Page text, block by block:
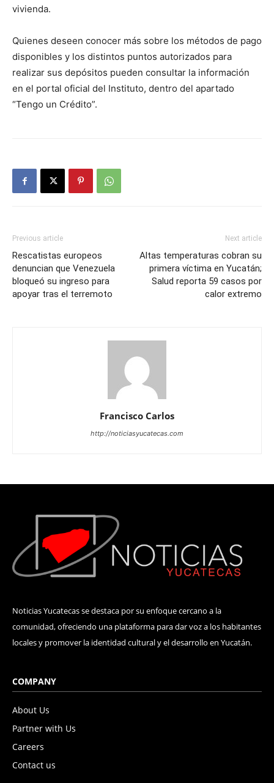
vivienda.
Quienes deseen conocer más sobre los métodos de pago
disponibles y los distintos puntos autorizados para
realizar sus depósitos pueden consultar la información
en el portal oficial del Instituto, dentro del apartado
“Tengo un Crédito”.
Previous article
Rescatistas europeos
denuncian que Venezuela
bloqueó su ingreso para
apoyar tras el terremoto
Next article
Altas temperaturas cobran su
primera víctima en Yucatán;
Salud reporta 59 casos por
calor extremo
Francisco Carlos
http://noticiasyucatecas.com
Noticias Yucatecas se destaca por su enfoque cercano a la
comunidad, ofreciendo una plataforma para dar voz a los habitantes
locales y promover la identidad cultural y el desarrollo en Yucatán.
COMPANY
About Us
Partner with Us
Careers
Contact us